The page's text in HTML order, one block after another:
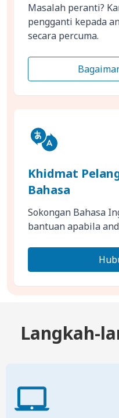
Masalah peranti?
pengganti kepada
secara percuma.
Khidmat
Bahasa
Sokongan Bahasa
bantuan apabila
Langkah-